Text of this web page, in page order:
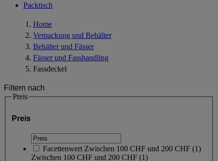
Packtisch
Home
Verpackung und Behälter
Behälter und Fässer
Fässer und Fasshandling
Fassdeckel
Filtern nach
Preis
Preis
Facettenwert Zwischen 100 CHF und 200 CHF (1)
Zwischen 100 CHF und 200 CHF (1)